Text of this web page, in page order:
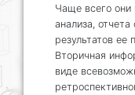
Чаще всего они
анализа,
результатов ее
Вторичная
виде